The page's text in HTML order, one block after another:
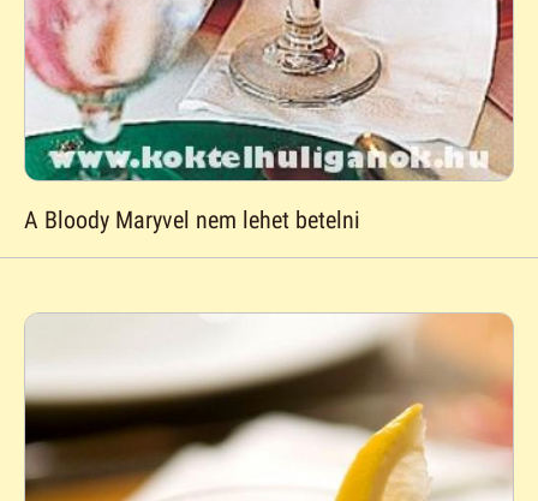
A Bloody Maryvel nem lehet betelni